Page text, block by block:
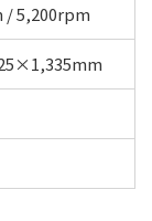
/ 5,200rpm